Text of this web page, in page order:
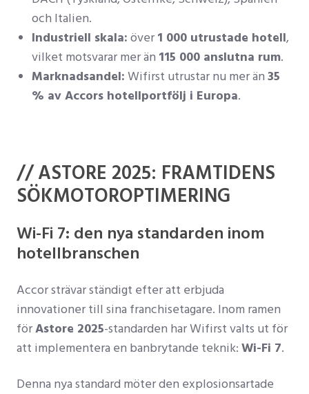
och Italien.
Industriell skala: över 1 000 utrustade hotell,
vilket motsvarar mer än 115 000 anslutna rum.
Marknadsandel: Wifirst utrustar nu mer än 35
% av Accors hotellportfölj i Europa.
// ASTORE 2025: FRAMTIDENS
SÖKMOTOROPTIMERING
Wi-Fi 7: den nya standarden inom
hotellbranschen
Accor strävar ständigt efter att erbjuda
innovationer till sina franchisetagare. Inom ramen
förAstore 2025-standarden har Wifirst valts ut för
att implementera en banbrytande teknik: Wi-Fi 7.
Denna nya standard möter den explosionsartade